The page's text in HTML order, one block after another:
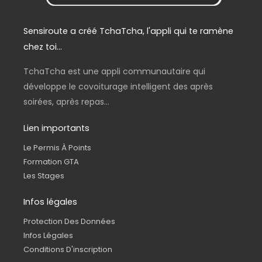
.
Sensiroute a créé TchaTcha, l'appli qui te ramène
chez toi...
TchaTcha est une appli communautaire qui
développe le covoiturage intelligent des après
soirées, après repas...
Lien importants
Le Permis À Points
Formation GTA
Les Stages
Infos légales
Protection Des Données
Infos Légales
Conditions D'inscription